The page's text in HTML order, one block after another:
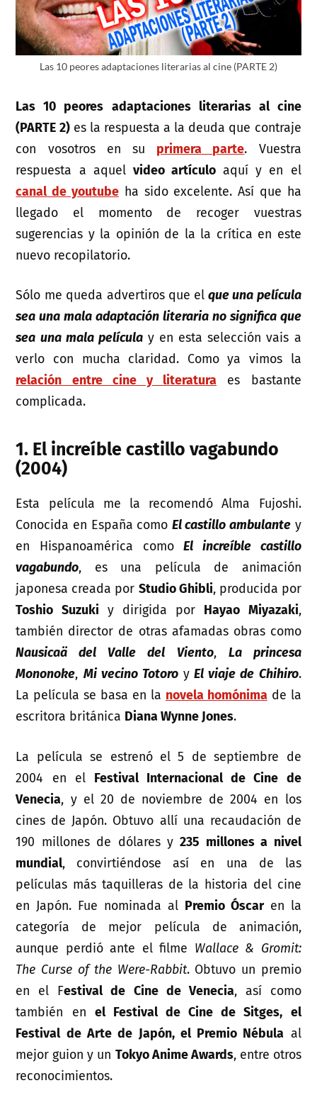
Las 10 peores adaptaciones literarias al cine (PARTE 2)
Las 10 peores adaptaciones literarias al cine
(PARTE 2)es la respuesta a la deuda que contraje
con vosotros en su primera parte. Vuestra
respuesta a aquel video artículo aquí y en el
canal de youtubeha sido excelente. Así que ha
llegado el momento de recoger vuestras
sugerencias y la opinión de la la crítica en este
nuevo recopilatorio.
Sólo me queda advertiros que el que una película
sea una mala adaptación literaria no significa que
sea una mala películay en esta selección vais a
verlo con mucha claridad. Como ya vimos la
relación entre cine y literatura es bastante
complicada.
1. El increíble castillo vagabundo
(2004)
Esta película me la recomendó Alma Fujoshi.
Conocida en España como El castillo ambulante y
en Hispanoamérica comoEl increíble castillo
vagabundo, es una película de animación
japonesa creada por Studio Ghibli, producida por
Toshio Suzukiy dirigida por Hayao Miyazaki,
también director de otras afamadas obras como
Nausicaä del Valle del Viento, La princesa
Mononoke, Mi vecino Totoroy El viaje de Chihiro.
La película se basa en la novela homónimade la
escritora británica Diana Wynne Jones.
La película se estrenó el 5 de septiembre de
2004 en el Festival Internacional de Cine de
Venecia, y el 20 de noviembre de 2004 en los
cines de Japón. Obtuvo allí una recaudación de
190 millones de dólares y235 millones a nivel
mundial, convirtiéndose así en una de las
películas más taquilleras de la historia del cine
en Japón. Fue nominada al Premio Óscaren la
categoría de mejor película de animación,
aunque perdió ante el filme Wallace & Gromit:
The Curse of the Were-Rabbit. Obtuvo un premio
en el Festival de Cine de Venecia, así como
también en el Festival de Cine de Sitges, el
Festival de Arte de Japón, el Premio Nébula al
mejor guion y un Tokyo Anime Awards, entre otros
reconocimientos.